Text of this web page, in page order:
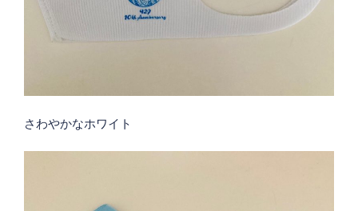
さわやかなホワイト